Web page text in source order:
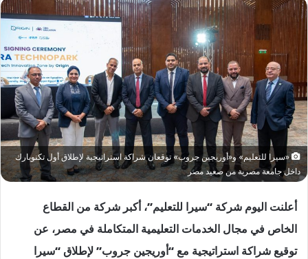
«سيرا للتعليم» و«أوريجين جروب» توقعان شراكة استراتيجية لإطلاق أول تكنوبارك
داخل جامعة مصرية من صعيد مصر
أعلنت اليوم شركة “سيرا للتعليم”، أكبر شركة من القطاع
الخاص في مجال الخدمات التعليمية المتكاملة في مصر، عن
توقيع شراكة استراتيجية مع “أوريجين جروب” لإطلاق “سيرا